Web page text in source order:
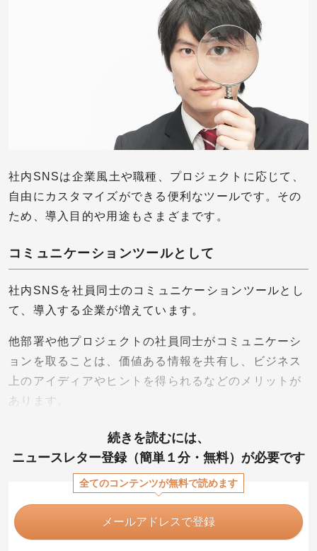
社内SNSは企業風土や職種、プロジェクトに応じて、
自由にカスタマイズができる便利なツールです。その
ため、導入目的や用途もさまざまです。
コミュニケーションツールとして
社内SNSを社員同士のコミュニケーションツールとし
て、導入する企業が増えています。
他部署や他プロジェクトの社員同士がコミュニケーシ
ョンを取ることは、価値ある情報を共有し、ビジネス
上のアイディアやヒントを得られるなどのメリットが
あります。
続きを読むには、
ニュースレター登録（簡単１分・無料）が必要です
全てのコンテンツが無料で読めます
メールアドレスで登録